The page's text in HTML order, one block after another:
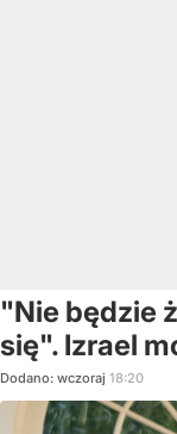
"Nie będzie
się". Izrael
Dodano: wczoraj 18:20